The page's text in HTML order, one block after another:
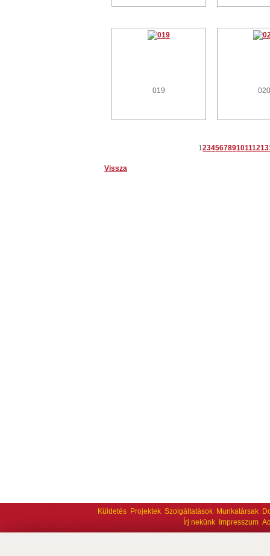
019 020
12345678910111213
Vissza
Küldetés Projektek Szolgáltatások Munkatársak
Írj nekünk
Impresszum